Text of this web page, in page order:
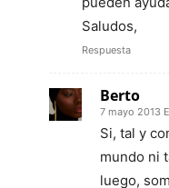
Saludos,
Respuesta
Berto
7 mayo 2013
Si, tal y
mundo ni
luego,